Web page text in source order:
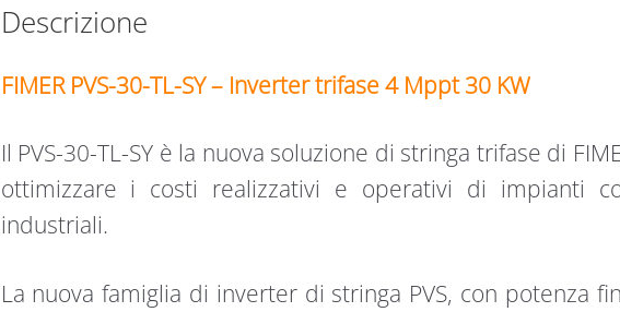
Descrizione
FIMER PVS-30-TL-SY – Inverter trifase 4 Mppt 30 KW
Il PVS-30-TL-SY è la nuova soluzione di stringa trifase di
ottimizzare i costi realizzativi e operativi di impianti
industriali.
La nuova famiglia di inverter di stringa PVS, con potenza